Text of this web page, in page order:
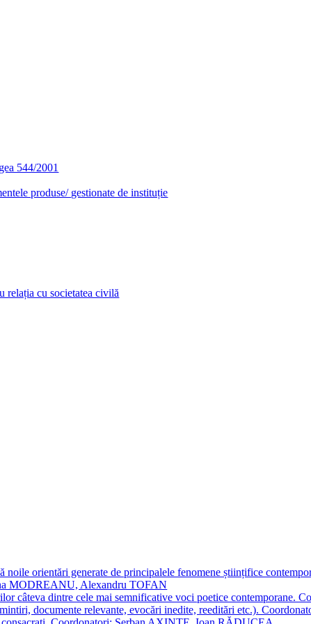
544/2001
produse/ gestionate de instituție
relația cu societatea civilă
noile orientări generate de principalele fenomene științifice
MODREANU, Alexandru TOFAN
câteva dintre cele mai semnificative voci poetice
documente relevante, evocări inedite, reeditări etc.).